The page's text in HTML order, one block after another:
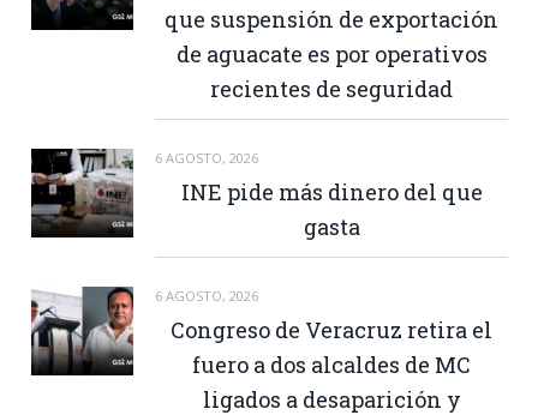
que suspensión de exportación
de aguacate es por operativos
recientes de seguridad
6 AGOSTO, 2026
INE pide más dinero del que
gasta
6 AGOSTO, 2026
Congreso de Veracruz retira el
fuero a dos alcaldes de MC
ligados a desaparición y